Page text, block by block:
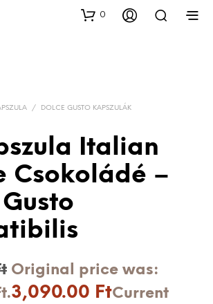
0
/ DOLCE GUSTO KAPSZULÁK
Italian
Csokoládé –
Original price was:
3,090.00 FtCurrent